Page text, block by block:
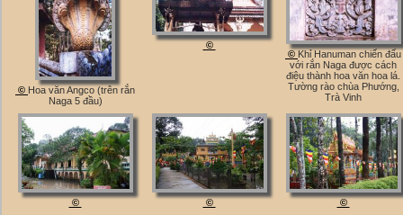
© Hoa văn Angco (trên rắn
Naga 5 đầu)
©
© Khỉ Hanuman chiến đấu
với rắn Naga được cách
điệu thành hoa văn hoa lá.
Tường rào chùa Phướng,
Trà Vinh
© © ©